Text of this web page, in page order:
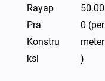
Rayap
Pra
Konstru
ksi
50.00
0 (per
meter
)